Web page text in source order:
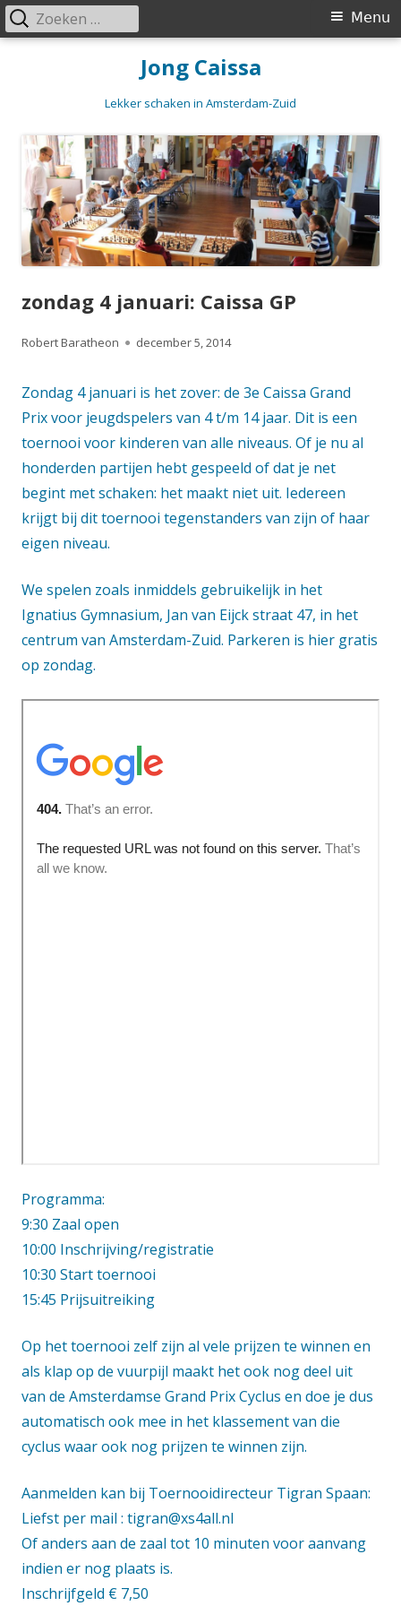
Jong Caissa
Lekker schaken in Amsterdam-Zuid
Primair
Menu
Zoeken
naar:
zondag 4 januari: Caissa GP
Auteur
Robert Baratheon
Gepubliceerd
december 5, 2014
Zondag 4 januari is het zover: de 3e Caissa Grand
Prix voor jeugdspelers van 4 t/m 14 jaar. Dit is een
toernooi voor kinderen van alle niveaus. Of je nu al
honderden partijen hebt gespeeld of dat je net
begint met schaken: het maakt niet uit. Iedereen
krijgt bij dit toernooi tegenstanders van zijn of haar
eigen niveau.
We spelen zoals inmiddels gebruikelijk in het
Ignatius Gymnasium, Jan van Eijck straat 47, in het
centrum van Amsterdam-Zuid. Parkeren is hier gratis
op zondag.
Programma:
9:30 Zaal open
10:00 Inschrijving/registratie
10:30 Start toernooi
15:45 Prijsuitreiking
Op het toernooi zelf zijn al vele prijzen te winnen en
als klap op de vuurpijl maakt het ook nog deel uit
van de Amsterdamse Grand Prix Cyclus en doe je dus
automatisch ook mee in het klassement van die
cyclus waar ook nog prijzen te winnen zijn.
Aanmelden kan bij Toernooidirecteur Tigran Spaan:
Liefst per mail : tigran@xs4all.nl
Of anders aan de zaal tot 10 minuten voor aanvang
indien er nog plaats is.
Inschrijfgeld € 7,50